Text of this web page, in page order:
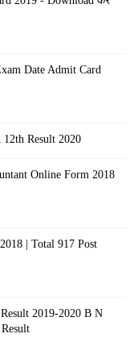
Date Admit Card
Result 2020
Online Form 2018
| Total 917 Post
2019-2020 B N